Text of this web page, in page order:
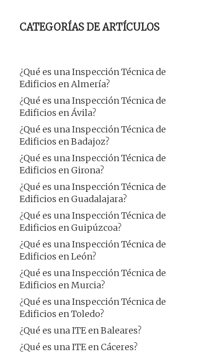
CATEGORÍAS DE ARTÍCULOS
¿Qué es una Inspección Técnica de
Edificios en Almería?
¿Qué es una Inspección Técnica de
Edificios en Ávila?
¿Qué es una Inspección Técnica de
Edificios en Badajoz?
¿Qué es una Inspección Técnica de
Edificios en Girona?
¿Qué es una Inspección Técnica de
Edificios en Guadalajara?
¿Qué es una Inspección Técnica de
Edificios en Guipúzcoa?
¿Qué es una Inspección Técnica de
Edificios en León?
¿Qué es una Inspección Técnica de
Edificios en Murcia?
¿Qué es una Inspección Técnica de
Edificios en Toledo?
¿Qué es una ITE en Baleares?
¿Qué es una ITE en Cáceres?